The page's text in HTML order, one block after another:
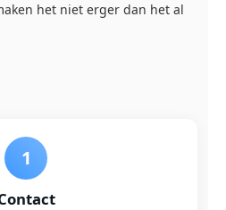
het niet erger dan het al
1